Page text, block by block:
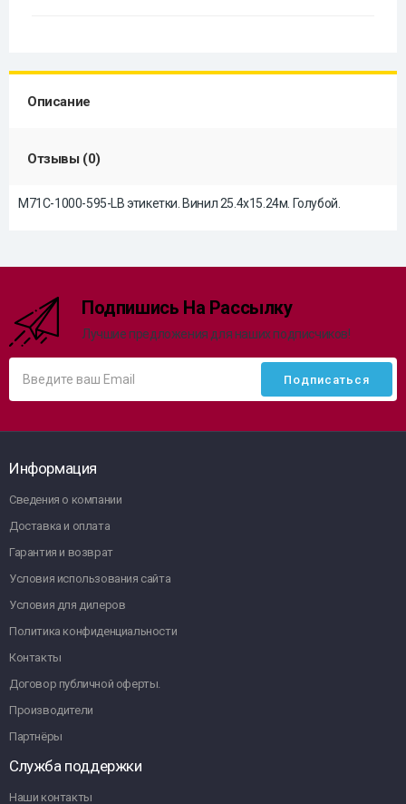
Описание
Отзывы (0)
M71C-1000-595-LB этикетки. Винил 25.4х15.24м. Голубой.
Подпишись На Рассылку
Лучшие предложения для наших подписчиков!
Информация
Сведения о компании
Доставка и оплата
Гарантия и возврат
Условия использования сайта
Условия для дилеров
Политика конфиденциальности
Контакты
Договор публичной оферты.
Производители
Партнёры
Служба поддержки
Наши контакты